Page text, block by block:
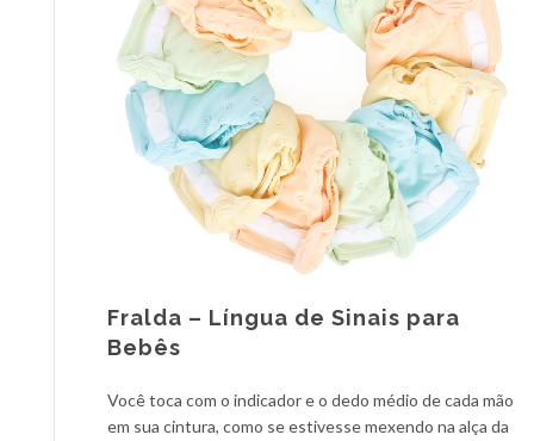
Fralda – Língua de Sinais para
Bebês
Você toca com o indicador e o dedo médio de cada mão
em sua cintura, como se estivesse mexendo na alça da